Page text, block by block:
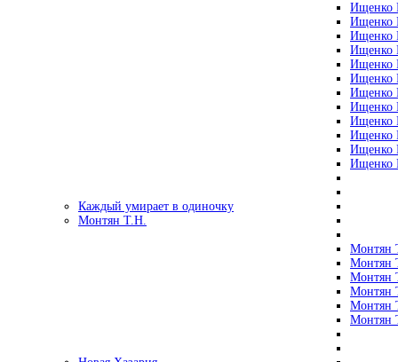
Ищенко
Ищенко
Ищенко
Ищенко
Ищенко
Ищенко
Ищенко
Ищенко
Ищенко
Ищенко
Ищенко
Ищенко
Каждый умирает в одиночку
Монтян Т.Н.
Монтян
Монтян
Монтян
Монтян
Монтян
Монтян